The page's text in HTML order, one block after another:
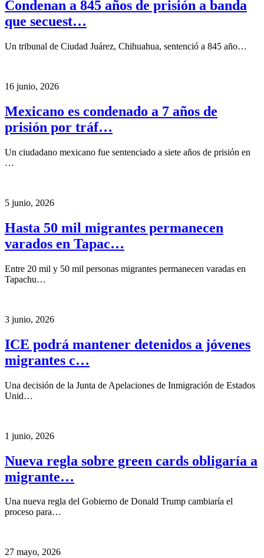
Condenan a 845 años de prisión a banda
que secuest…
Un tribunal de Ciudad Juárez, Chihuahua, sentenció a 845 año…
16 junio, 2026
Mexicano es condenado a 7 años de
prisión por tráf…
Un ciudadano mexicano fue sentenciado a siete años de prisión en
…
5 junio, 2026
Hasta 50 mil migrantes permanecen
varados en Tapac…
Entre 20 mil y 50 mil personas migrantes permanecen varadas en
Tapachu…
3 junio, 2026
ICE podrá mantener detenidos a jóvenes
migrantes c…
Una decisión de la Junta de Apelaciones de Inmigración de Estados
Unid…
1 junio, 2026
Nueva regla sobre green cards obligaría a
migrante…
Una nueva regla del Gobierno de Donald Trump cambiaría el
proceso para…
27 mayo, 2026